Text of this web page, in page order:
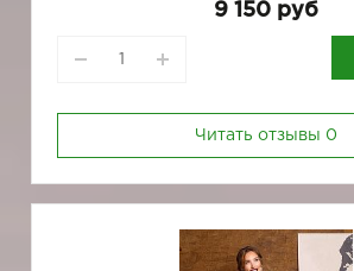
9 150 руб
Читать отзывы 0